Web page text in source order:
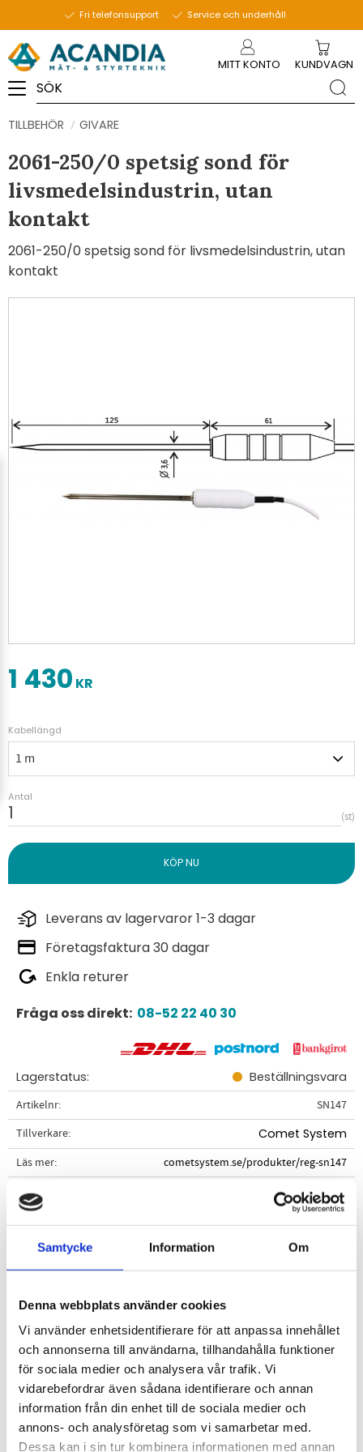
Samtycke Information Om
Denna webbplats använder cookies
Vi använder enhetsidentifierare för att anpassa innehållet
och annonserna till användarna, tillhandahålla funktioner
för sociala medier och analysera vår trafik. Vi
vidarebefordrar även sådana identifierare och annan
information från din enhet till de sociala medier och
annons- och analysföretag som vi samarbetar med.
Dessa kan i sin tur kombinera informationen med annan
Fri telefonsupport Service och underhåll
MITT KONTO KUNDVAGN
TILLBEHÖR GIVARE
2061-250/0 spetsig sond för
livsmedelsindustrin, utan
kontakt
2061-250/0 spetsig sond för livsmedelsindustrin, utan
kontakt
1 430 KR
Kabellängd
Antal
st
Leverans av lagervaror 1-3 dagar
Företagsfaktura 30 dagar
Enkla returer
Fråga oss direkt: 08-52 22 40 30
Lagerstatus Beställningsvara
Artikelnr
SN147
Tillverkare
Comet System
Läs mer cometsystem.se/produkter/reg-sn147
Dokument
Visa alla produkter från Comet System
Beskrivning
Omdömen
Du